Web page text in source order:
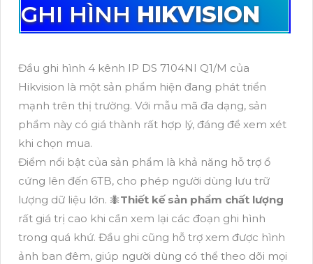
GHI HÌNH HIKVISION
Đầu ghi hình 4 kênh IP DS 7104NI Q1/M của
Hikvision là một sản phẩm hiện đang phát triển
mạnh trên thị trường. Với mẫu mã đa dạng, sản
phẩm này có giá thành rất hợp lý, đáng để xem xét
khi chọn mua.
Điểm nổi bật của sản phẩm là khả năng hỗ trợ ổ
cứng lên đến 6TB, cho phép người dùng lưu trữ
lượng dữ liệu lớn. 🐜Thiết kế sản phẩm chất lượng
rất giá trị cao khi cần xem lại các đoạn ghi hình
trong quá khứ. Đầu ghi cũng hỗ trợ xem được hình
ảnh ban đêm, giúp người dùng có thể theo dõi mọi